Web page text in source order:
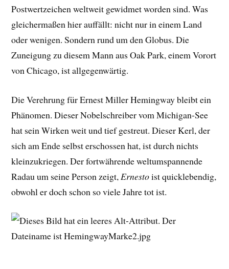
Postwertzeichen weltweit gewidmet worden sind. Was
gleichermaßen hier auffällt: nicht nur in einem Land
oder wenigen. Sondern rund um den Globus. Die
Zuneigung zu diesem Mann aus Oak Park, einem Vorort
von Chicago, ist allgegenwärtig.
Die Verehrung für Ernest Miller Hemingway bleibt ein
Phänomen. Dieser Nobelschreiber vom Michigan-See
hat sein Wirken weit und tief gestreut. Dieser Kerl, der
sich am Ende selbst erschossen hat, ist durch nichts
kleinzukriegen. Der fortwährende weltumspannende
Radau um seine Person zeigt, Ernestoist quicklebendig,
obwohl er doch schon so viele Jahre tot ist.